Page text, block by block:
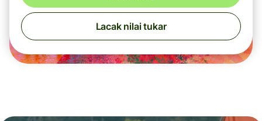
Lacak nilai tukar